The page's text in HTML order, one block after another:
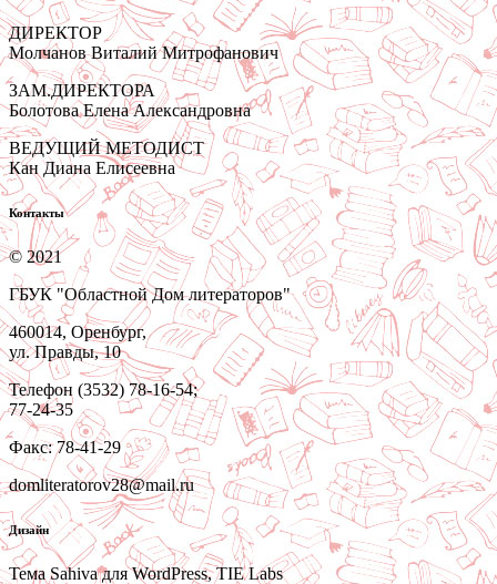
ДИРЕКТОР
Молчанов Виталий Митрофанович
ЗАМ.ДИРЕКТОРА
Болотова Елена Александровна
ВЕДУЩИЙ МЕТОДИСТ
Кан Диана Елисеевна
Контакты
© 2021
ГБУК "Областной Дом литераторов"
460014, Оренбург,
ул. Правды, 10
Телефон (3532) 78-16-54;
77-24-35
Факс: 78-41-29
domliteratorov28@mail.ru
Дизайн
Тема Sahiva для WordPress, TIE Labs